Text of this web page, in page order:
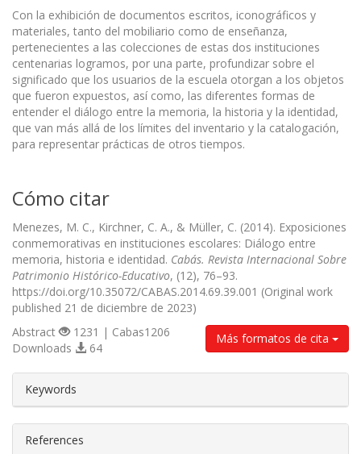
Con la exhibición de documentos escritos, iconográficos y
materiales, tanto del mobiliario como de enseñanza,
pertenecientes a las colecciones de estas dos instituciones
centenarias logramos, por una parte, profundizar sobre el
significado que los usuarios de la escuela otorgan a los objetos
que fueron expuestos, así como, las diferentes formas de
entender el diálogo entre la memoria, la historia y la identidad,
que van más allá de los límites del inventario y la catalogación,
para representar prácticas de otros tiempos.
Cómo citar
Menezes, M. C., Kirchner, C. A., & Müller, C. (2014). Exposiciones
conmemorativas en instituciones escolares: Diálogo entre
memoria, historia e identidad. Cabás. Revista Internacional Sobre
Patrimonio Histórico-Educativo, (12), 76–93.
https://doi.org/10.35072/CABAS.2014.69.39.001 (Original work
published 21 de diciembre de 2023)
Más formatos de cita
Abstract
1231 | Cabas1206
Downloads
64
Keywords
References